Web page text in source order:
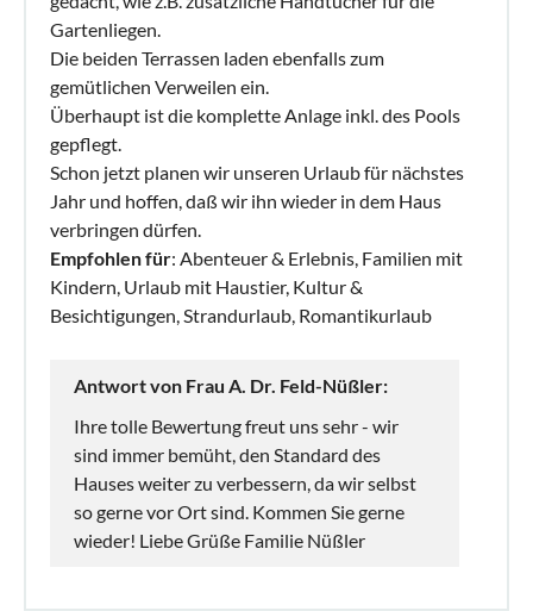
Gartenliegen.
Die beiden Terrassen laden ebenfalls zum
gemütlichen Verweilen ein.
Überhaupt ist die komplette Anlage inkl. des Pools
gepflegt.
Schon jetzt planen wir unseren Urlaub für nächstes
Jahr und hoffen, daß wir ihn wieder in dem Haus
verbringen dürfen.
Empfohlen für: Abenteuer & Erlebnis, Familien mit
Kindern, Urlaub mit Haustier, Kultur &
Besichtigungen, Strandurlaub, Romantikurlaub
Antwort von Frau A. Dr. Feld-Nüßler:
Ihre tolle Bewertung freut uns sehr - wir
sind immer bemüht, den Standard des
Hauses weiter zu verbessern, da wir selbst
so gerne vor Ort sind. Kommen Sie gerne
wieder! Liebe Grüße Familie Nüßler